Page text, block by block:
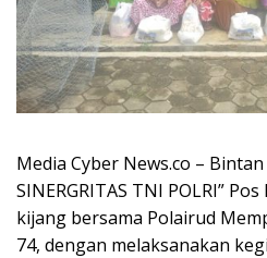
Media Cyber News.co –
SINERGRITAS TNI POLRI”
kijang bersama Polairud
74, dengan melaksanakan